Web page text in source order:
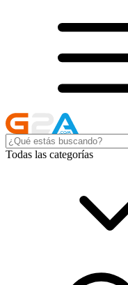
Todas las categorías